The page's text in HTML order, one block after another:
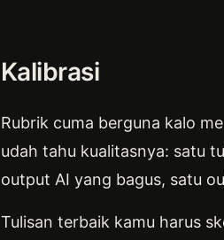
Kalibrasi
Rubrik cuma berguna kalo
udah tahu kualitasnya: satu
output AI yang bagus, satu
Tulisan terbaik kamu harus